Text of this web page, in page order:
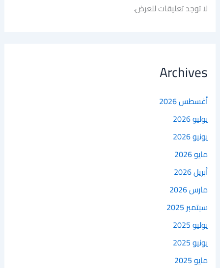
لا توجد تعليقات للعرض.
Archives
أغسطس 2026
يوليو 2026
يونيو 2026
مايو 2026
أبريل 2026
مارس 2026
سبتمبر 2025
يوليو 2025
يونيو 2025
مايو 2025